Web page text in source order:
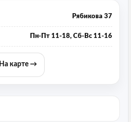
Рябикова 37
Пн-Пт 11-18, Сб-Вс 11-16
На карте →